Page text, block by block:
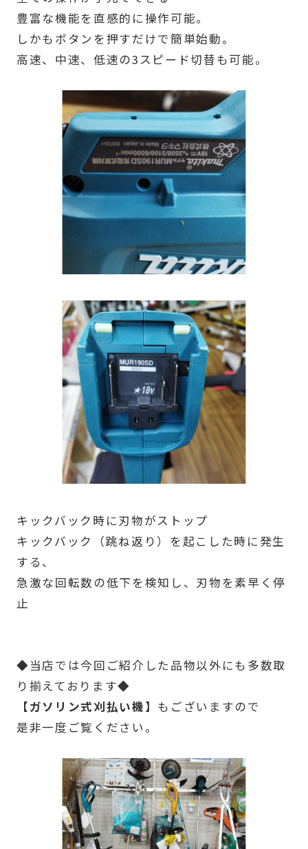
豊富な機能を直感的に操作可能。
しかもボタンを押すだけで簡単始動。
高速、中速、低速の3スピード切替も可能。
キックバック時に刃物がストップ
キックバック（跳ね返り）を起こした時に発生
する、
急激な回転数の低下を検知し、刃物を素早く停
止
◆当店では今回ご紹介した品物以外にも多数取
り揃えております◆
【ガソリン式刈払い機】 もございますので
是非一度ご覧ください。